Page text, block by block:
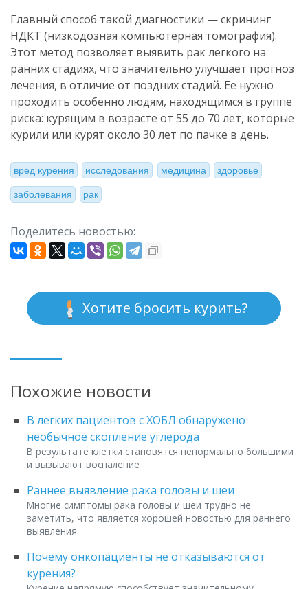
Главный способ такой диагностики — скрининг
НДКТ (низкодозная компьютерная томография).
Этот метод позволяет выявить рак легкого на
ранних стадиях, что значительно улучшает прогноз
лечения, в отличие от поздних стадий. Ее нужно
проходить особенно людям, находящимся в группе
риска: курящим в возрасте от 55 до 70 лет, которые
курили или курят около 30 лет по пачке в день.
вред курения исследования медицина здоровье
заболевания рак
Поделитесь новостью:
Хотите бросить курить?
Похожие новости
В легких пациентов с ХОБЛ обнаружено
необычное скопление углерода
В результате клетки становятся ненормально большими
и вызывают воспаление
Раннее выявление рака головы и шеи
Многие симптомы рака головы и шеи трудно не
заметить, что является хорошей новостью для раннего
выявления
Почему онкопациенты не отказываются от
курения?